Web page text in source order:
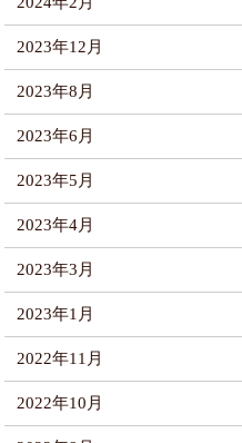
2023年12月
2023年8月
2023年6月
2023年5月
2023年4月
2023年3月
2023年1月
2022年11月
2022年10月